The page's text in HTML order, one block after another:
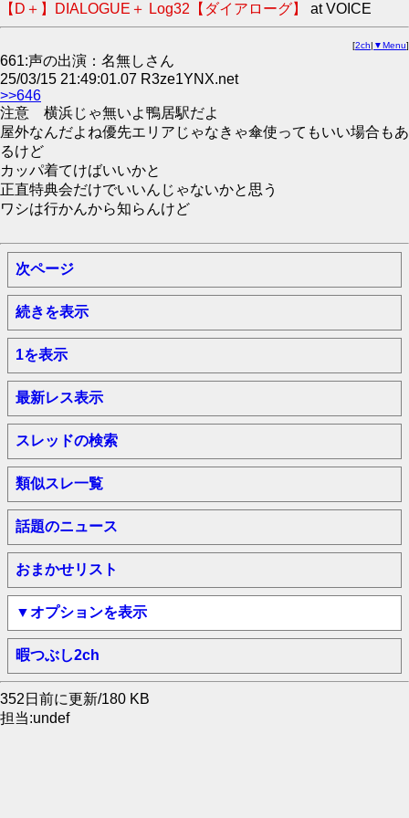
【D＋】DIALOGUE＋ Log32【ダイアローグ】 at VOICE
[2ch| ▼Menu]
661:声の出演：名無しさん
25/03/15 21:49:01.07 R3ze1YNX.net
>>646
注意 横浜じゃ無いよ鴨居駅だよ
屋外なんだよね優先エリアじゃなきゃ傘使ってもいい場合もあ
るけど
カッパ着てけばいいかと
正直特典会だけでいいんじゃないかと思う
ワシは行かんから知らんけど
次ページ
続きを表示
1を表示
最新レス表示
スレッドの検索
類似スレ一覧
話題のニュース
おまかせリスト
▼オプションを表示
暇つぶし2ch
352日前に更新/180 KB
担当:undef